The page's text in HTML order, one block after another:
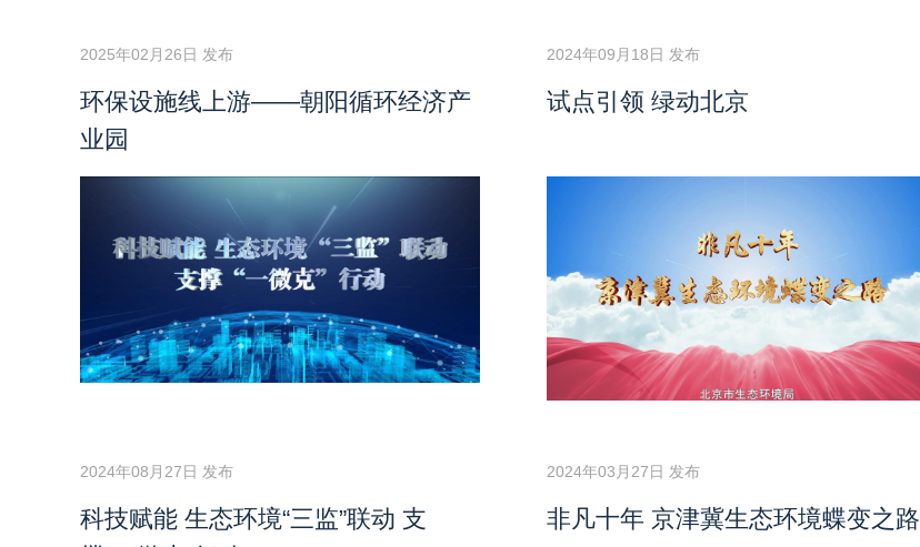
2025年02月26日 发布
环保设施线上游——朝阳循环经济产
业园
2024年09月18日 发布
试点引领 绿动北京
2024年08月27日 发布
科技赋能 生态环境“三监”联动 支
2024年03月27日 发布
非凡十年 京津冀生态环境蝶变之路